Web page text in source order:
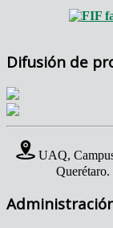
Difusión de
UAQ,
Querétaro.